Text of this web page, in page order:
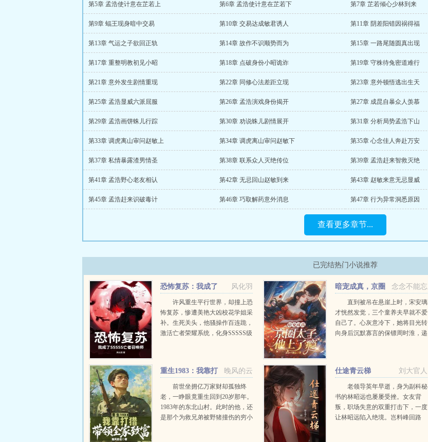
第5章 孟浩使计意在芷若上 第6章 孟浩使计意在芷若下 第7章 芷若倾心少林到来
第9章 蝠王现身暗中交易 第10章 交易达成敏君诱人 第11章 阴差阳错因祸得福
第13章 气运之子欲回正轨 第14章 故作不识顺势而为 第15章 一路尾随圆真出现
第17章 重整明教初见小昭 第18章 点破身份小昭诡诈 第19章 守株待兔密道难行
第21章 意外发生剧情重现 第22章 同修心法差距立现 第23章 意外顿悟逃出生天
第25章 孟浩显威六派屈服 第26章 孟浩演戏身份揭开 第27章 成昆自暴众人羡慕
第29章 孟浩画饼蛛儿行踪 第30章 劝说蛛儿剧情展开 第31章 分析局势孟浩下山
第33章 调虎离山审问赵敏上 第34章 调虎离山审问赵敏下 第35章 心念佳人奔赴万安
第37章 私情暴露渣男情圣 第38章 联系众人灭绝传位 第39章 孟浩赶来智救灭绝
第41章 孟浩野心老友相认 第42章 无忌回山赵敏到来 第43章 赵敏来意无忌显威
第45章 孟浩赶来识破毒计 第46章 巧取解药意外消息 第47章 行为异常洞悉原因
查看更多章节...
已完结热门小说推荐
风化羽
恐怖复苏：我成了
SSSSS亡者召唤师
许风重生平行世界，却撞上恐
怖复苏，惨遭美艳大凶校花学姐采
补。生死关头，他骚操作百连跪，
激活亡者荣耀系统，化身SSSSS级
使！齐天大圣？二郎真君...
念念不能忘
暗宠成真，京圈
太子他上了瘾
直到被吊在悬崖上时，宋安璃
才恍然发觉，三个童养夫早就不爱
自己了。心灰意冷下，她将目光转
向身后沉默寡言的保镖周时淮，递
看似卑微的保镖，实...
晚风的云
重生1983：我靠打
猎带领全家致富
前世坐拥亿万家财却孤独终
老，一睁眼竟重生回到20岁那年。
1983年的东北山村。此时的他，还
是那个为救兄弟被野猪撞伤的穷小
刘大官人
仕途青云梯
老领导英年早逝，身为副科秘
书的林昭远也屡屡受挫。女友背
叛，职场失意的双重打击下，一度
让林昭远陷入绝境。岂料峰回路